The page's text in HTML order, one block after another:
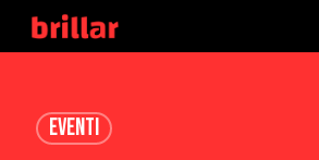
Eventi